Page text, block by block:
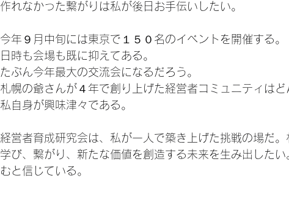
作れなかった繋がりは私が後日お手伝いしたい。
今年９月中旬には東京で１５０名のイベントを開催する。
日時も会場も既に抑えてある。
たぶん今年最大の交流会になるだろう。
札幌の爺さんが４年で創り上げた経営者コミュニティはど
私自身が興味津々である。
経営者育成研究会は、私が一人で築き上げた挑戦の場だ
学び、繋がり、新たな価値を創造する未来を生み出した
むと信じている。